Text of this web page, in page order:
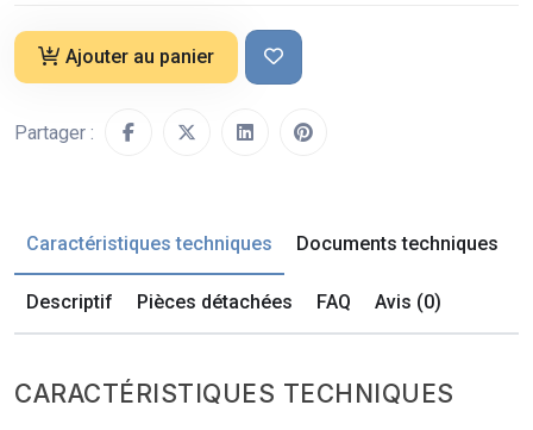
Ajouter au panier
Partager :
Caractéristiques techniques Documents techniques
Descriptif Pièces détachées FAQ Avis (0)
CARACTÉRISTIQUES TECHNIQUES